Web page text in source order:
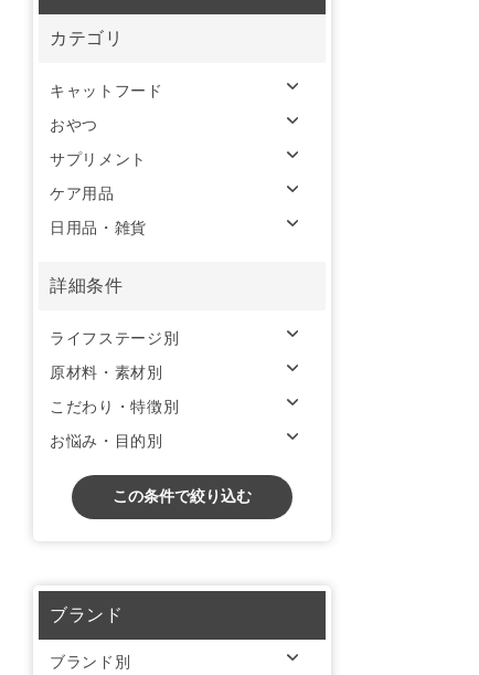
カテゴリ
キャットフード
おやつ
サプリメント
ケア用品
日用品・雑貨
詳細条件
ライフステージ別
原材料・素材別
こだわり・特徴別
お悩み・目的別
この条件で絞り込む
ブランド
ブランド別